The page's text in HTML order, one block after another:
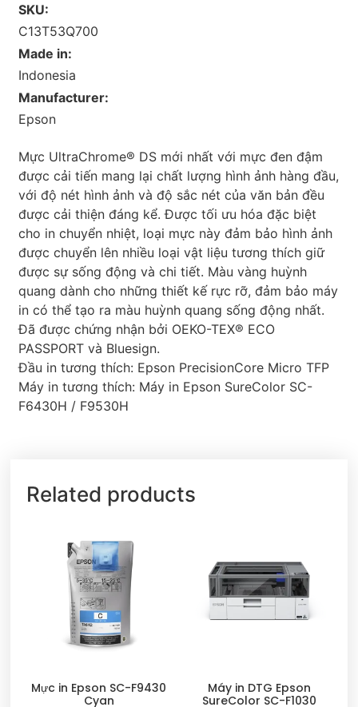
SKU:
C13T53Q700
Made in:
Indonesia
Manufacturer:
Epson
Mực UltraChrome® DS mới nhất với mực đen đậm
được cải tiến mang lại chất lượng hình ảnh hàng đầu,
với độ nét hình ảnh và độ sắc nét của văn bản đều
được cải thiện đáng kể. Được tối ưu hóa đặc biệt
cho in chuyển nhiệt, loại mực này đảm bảo hình ảnh
được chuyển lên nhiều loại vật liệu tương thích giữ
được sự sống động và chi tiết. Màu vàng huỳnh
quang dành cho những thiết kế rực rỡ, đảm bảo máy
in có thể tạo ra màu huỳnh quang sống động nhất.
Đã được chứng nhận bởi OEKO-TEX® ECO
PASSPORT và Bluesign.
Đầu in tương thích: Epson PrecisionCore Micro TFP
Máy in tương thích: Máy in Epson SureColor SC-
F6430H / F9530H
Related products
Mực in Epson SC-F9430
Cyan
Máy in DTG Epson
SureColor SC-F1030